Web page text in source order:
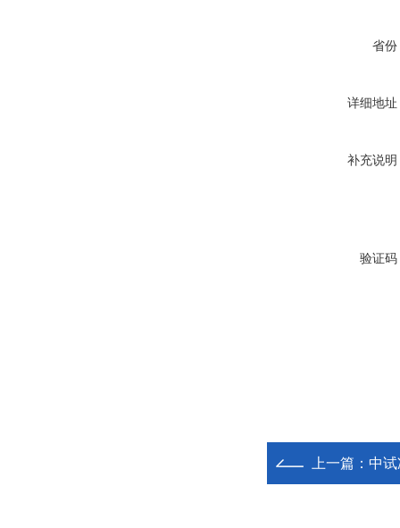
省份
详细地址
补充说明
验证码
上一篇： 中